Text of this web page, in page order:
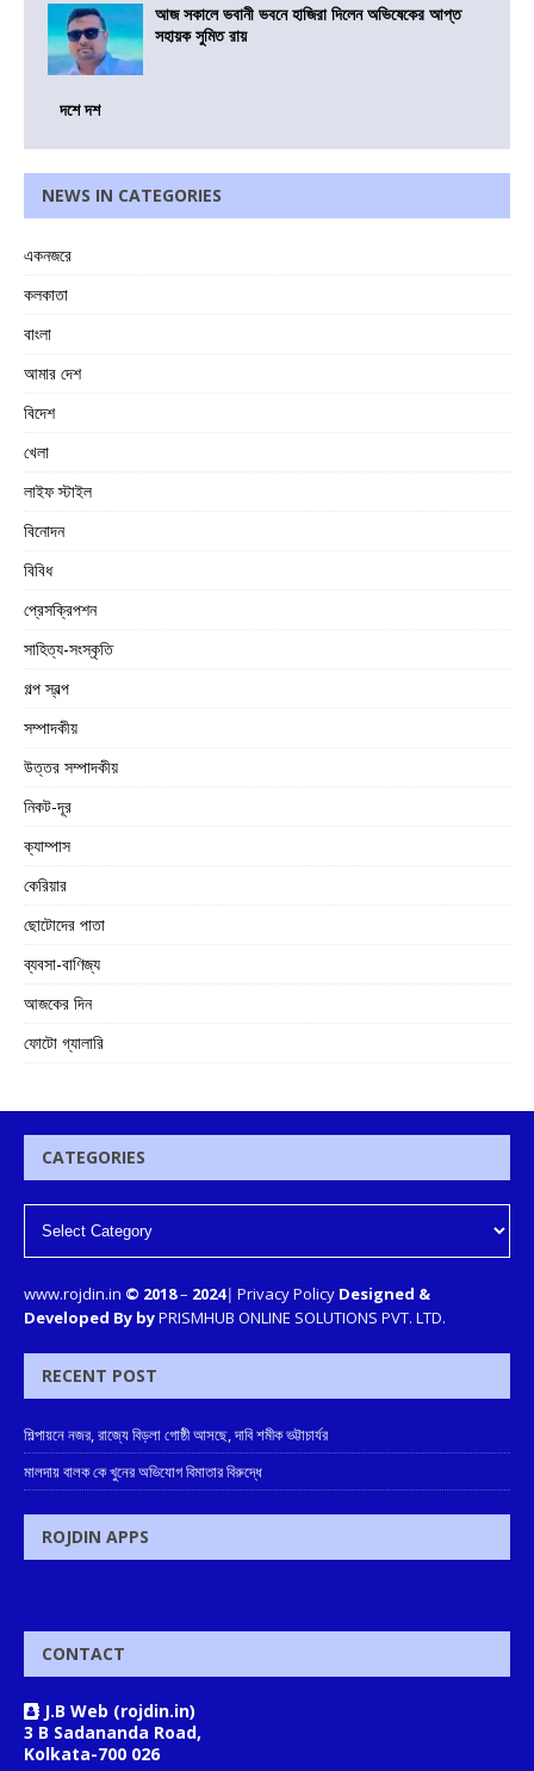
আজ সকালে ভবানী ভবনে হাজিরা দিলেন অভিষেকের আপ্ত
সহায়ক সুমিত রায়
দশে দশ
NEWS IN CATEGORIES
একনজরে
কলকাতা
বাংলা
আমার দেশ
বিদেশ
খেলা
লাইফ স্টাইল
বিনোদন
বিবিধ
প্রেসক্রিপশন
সাহিত্য-সংস্কৃতি
গল্প স্বল্প
সম্পাদকীয়
উত্তর সম্পাদকীয়
নিকট-দূর
ক্যাম্পাস
কেরিয়ার
ছোটোদের পাতা
ব্যবসা-বাণিজ্য
আজকের দিন
ফোটো গ্যালারি
CATEGORIES
www.rojdin.in © 2018– 2024| Privacy Policy Designed &
Developed By byPRISMHUB ONLINE SOLUTIONS PVT. LTD.
RECENT POST
শিল্পায়নে নজর, রাজ্যে বিড়লা গোষ্ঠী আসছে, দাবি শমীক ভট্টাচার্যর
মালদায় বালক কে খুনের অভিযোগ বিমাতার বিরুদ্ধে
ROJDIN APPS
CONTACT
J.B Web (rojdin.in)
3 B Sadananda Road,
Kolkata-700 026